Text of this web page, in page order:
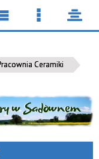
Ceramiki
Menu